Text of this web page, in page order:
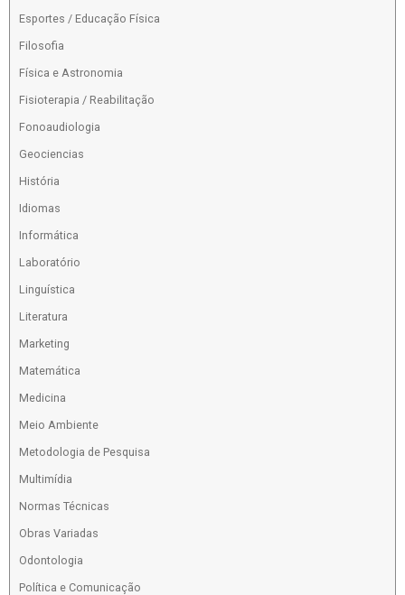
Esportes / Educação Física
Filosofia
Física e Astronomia
Fisioterapia / Reabilitação
Fonoaudiologia
Geociencias
História
Idiomas
Informática
Laboratório
Linguística
Literatura
Marketing
Matemática
Medicina
Meio Ambiente
Metodologia de Pesquisa
Multimídia
Normas Técnicas
Obras Variadas
Odontologia
Política e Comunicação